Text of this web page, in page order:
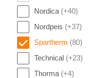
Nordica (+40)
Nordpeis (+37)
Spartherm (80)
Technical (+23)
Thorma (+4)